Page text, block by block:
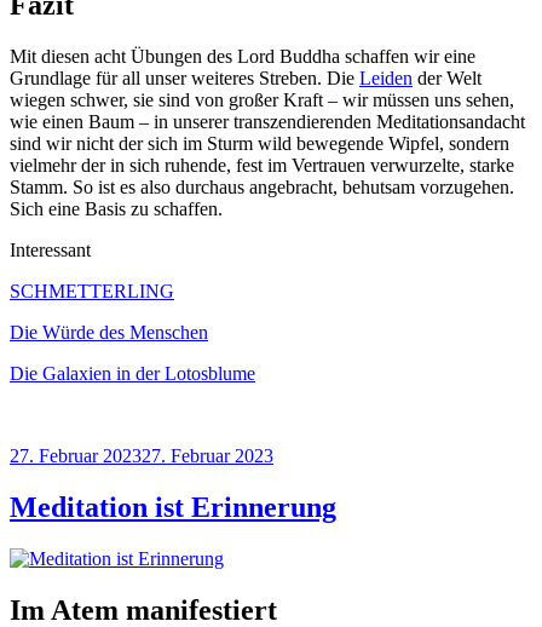
Mit diesen acht Übungen des Lord Buddha schaffen wir eine
Grundlage für all unser weiteres Streben. Die Leiden der Welt
wiegen schwer, sie sind von großer Kraft – wir müssen uns sehen,
wie einen Baum – in unserer transzendierenden Meditationsandacht
sind wir nicht der sich im Sturm wild bewegende Wipfel, sondern
vielmehr der in sich ruhende, fest im Vertrauen verwurzelte, starke
Stamm. So ist es also durchaus angebracht, behutsam vorzugehen.
Sich eine Basis zu schaffen.
Interessant
SCHMETTERLING
Die Würde des Menschen
Die Galaxien in der Lotosblume
Veröffentlicht
27. Februar 202327. Februar 2023
Meditation ist Erinnerung
Im Atem manifestiert